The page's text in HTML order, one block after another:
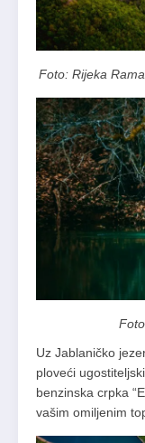
Foto: Rijeka
Uz Jablaničko
ploveći
benzinska crpka
vašim omiljenim